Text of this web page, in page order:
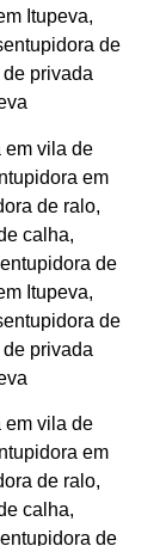
Itupeva,
de
privada
em vila de
em
de ralo,
calha,
de
Itupeva,
de
privada
em vila de
em
de ralo,
calha,
de